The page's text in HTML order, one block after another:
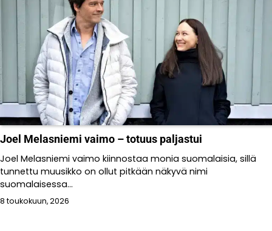
Joel Melasniemi vaimo – totuus paljastui
Joel Melasniemi vaimo kiinnostaa monia suomalaisia, sillä
tunnettu muusikko on ollut pitkään näkyvä nimi
suomalaisessa...
8 toukokuun, 2026